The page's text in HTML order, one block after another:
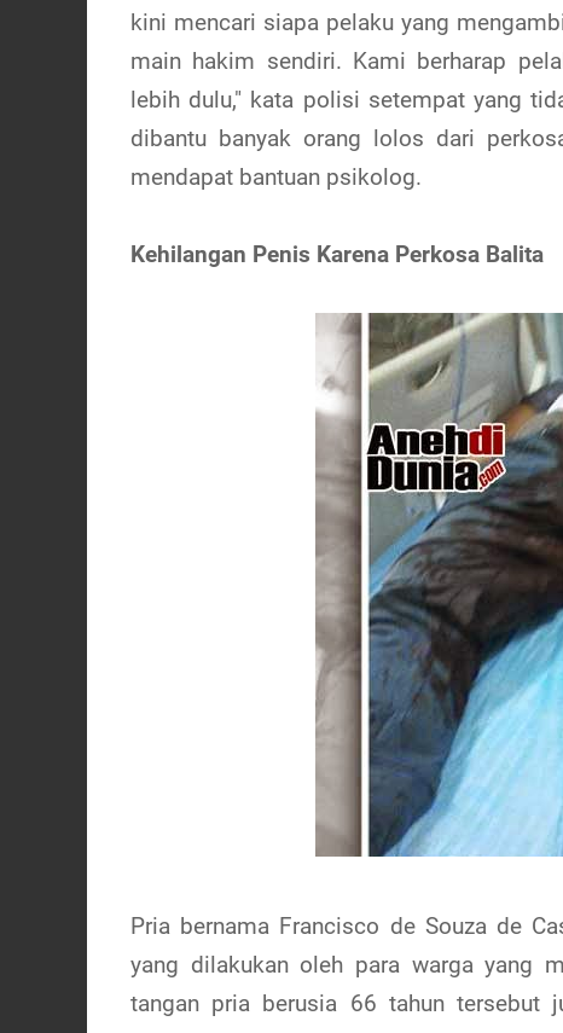
kini mencari siapa pelaku yang
main hakim sendiri. Kami berharap
lebih dulu," kata polisi setempat yang
dibantu banyak orang lolos dari
mendapat bantuan psikolog.
Kehilangan Penis Karena Perkosa Balita
Pria bernama Francisco de Souza de
yang dilakukan oleh para warga yang
tangan pria berusia 66 tahun tersebut